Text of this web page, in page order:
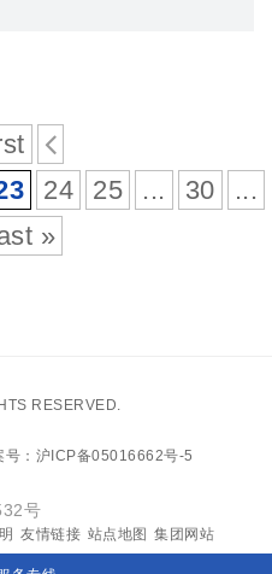
24 25 ... 30
...
»
RESERVED.
号：沪ICP备05016662号-5
号
友情链接 站点地图 集团网站